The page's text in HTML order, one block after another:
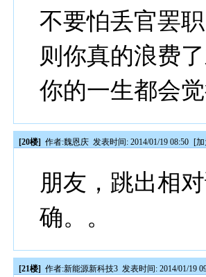
不要怕丢官罢
则你真的浪费
你的一生都会
[20楼] 作者:魏恩庆 发表时间: 2014/01/19 08:50 [
朋友，跳出相
确。。
[21楼] 作者:新能源新科技3 发表时间: 2014/01/19